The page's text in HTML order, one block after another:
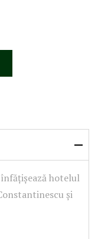
hotelul
și